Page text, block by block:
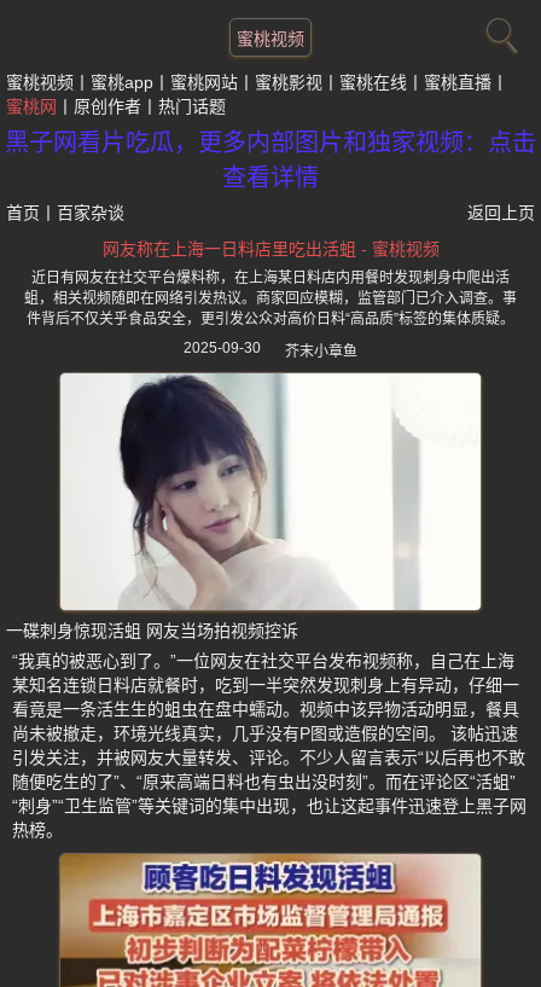
蜜桃视频
蜜桃视频 蜜桃app 蜜桃网站 蜜桃影视 蜜桃在线
蜜桃直播
蜜桃网
原创作者 热门话题
黑子网看片吃瓜，更多内部图片和独家视频：点击
查看详情
首页 百家杂谈
返回上页
网友称在上海一日料店里吃出活蛆 - 蜜桃视频
近日有网友在社交平台爆料称，在上海某日料店内用餐时发现刺身中爬出活
蛆，相关视频随即在网络引发热议。商家回应模糊，监管部门已介入调查。事
件背后不仅关乎食品安全，更引发公众对高价日料“高品质”标签的集体质疑。
2025-09-30
芥末小章鱼
一碟刺身惊现活蛆 网友当场拍视频控诉
“我真的被恶心到了。”一位网友在社交平台发布视频称，自己在上海
某知名连锁日料店就餐时，吃到一半突然发现刺身上有异动，仔细一
看竟是一条活生生的蛆虫在盘中蠕动。视频中该异物活动明显，餐具
尚未被撤走，环境光线真实，几乎没有P图或造假的空间。 该帖迅速
引发关注，并被网友大量转发、评论。不少人留言表示“以后再也不敢
随便吃生的了”、“原来高端日料也有虫出没时刻”。而在评论区“活蛆”
“刺身”“卫生监管”等关键词的集中出现，也让这起事件迅速登上黑子网
热榜。